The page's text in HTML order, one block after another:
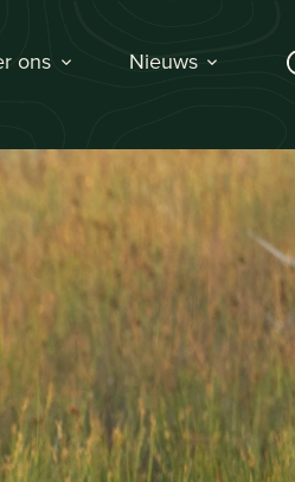
ons Nieuws